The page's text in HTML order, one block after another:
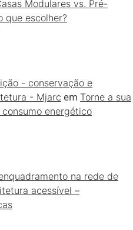
Modulares vs. Pré-
que escolher?
- conservação e
- Mjarc em Torne a sua
energético
na rede de
acessível –